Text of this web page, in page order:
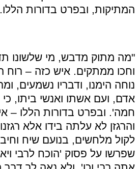
המתיקות, ובפרט בדורות הללו.
"מה מתוק מדבש, מי שלשונו
וחכו ממתקים. איש כזה – רוח
נוחה הימנו, ודבריו נשמעים,
אדם, ועם אשתו ואנשי ביתו,
חמה'. ובפרט בדורות הללו –
והרגזן לא עלתה בידו אלא
לקול מלחשים, בנועם שיח
שפרשו על פסוק 'הוכח לרבי